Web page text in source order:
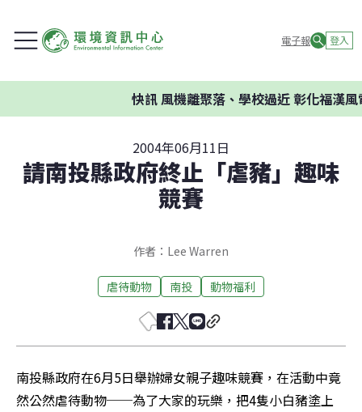
電子報 登入
快訊風機離聚落、學校過近 彰化福漢風
2004年06月11日
請南投縣政府終止「虐豬」趣味
競賽
作者：Lee Warren
虐待動物 南投 動物福利
南投縣政府在6月5日舉辦婦女親子趣味競賽，在活動中竟
然公然虐待動物──為了大家的玩樂，把4隻小白豬塗上